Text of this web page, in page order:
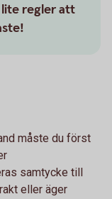
regler att
måste du först
samtycke till
eller äger